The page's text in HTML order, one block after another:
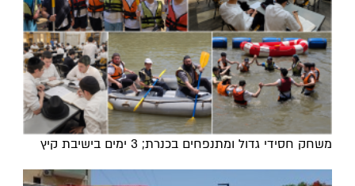
משחק חסידי גדול ומתנפחים בכנרת; 3 ימים בישיבת קיץ